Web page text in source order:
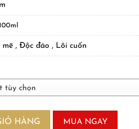
mẽ , Độc đáo , Lôi cuốn
HÀNG MUA NGAY